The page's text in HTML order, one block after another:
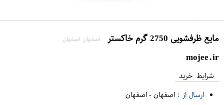
مایع ظرفشویی 2750 گرم خاکستر اصفهان اصفهان
mojee.ir
شرایط خرید
ارسال از : اصفهان-اصفهان